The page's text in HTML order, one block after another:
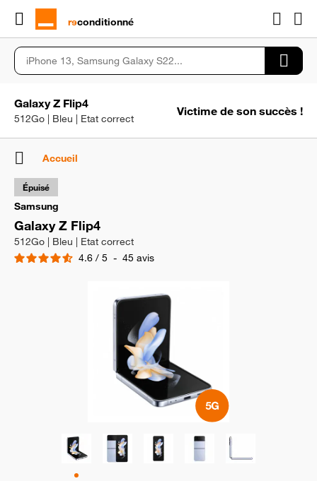
rɘconditionné
Galaxy Z Flip4
512Go | Bleu | Etat correct
Victime de son succès !
Accueil
Samsung
Galaxy Z Flip4
512Go | Bleu | Etat correct
4.6 / 5 - 45 avis
Épuisé